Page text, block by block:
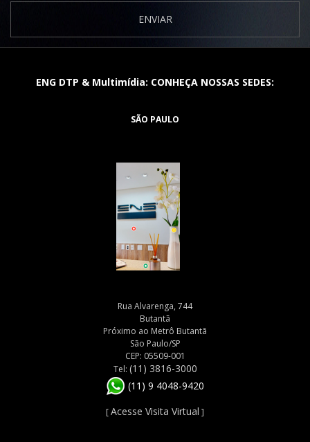
ENVIAR
ENG DTP & Multimídia: CONHEÇA NOSSAS SEDES:
SÃO PAULO
Rua Alvarenga, 744
Butantã
Próximo ao Metrô Butantã
São Paulo/SP
CEP: 05509-001
Tel: (11) 3816-3000
(11) 9 4048-9420
[Acesse Visita Virtual ]